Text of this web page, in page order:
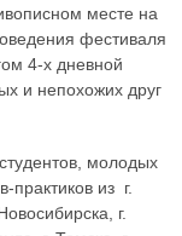
месте на
фестиваля
4-х дневной
и непохожих друг
молодых
практиков из г.
г.